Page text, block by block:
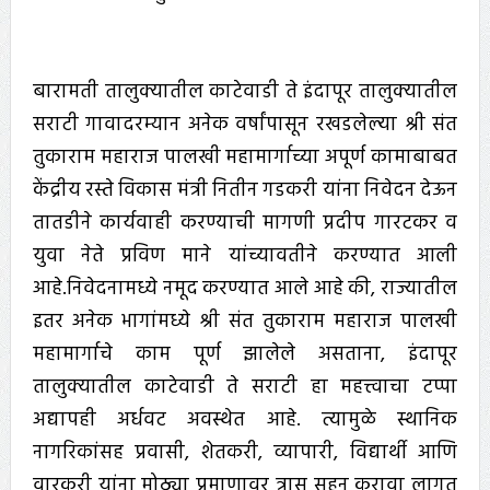
बारामती तालुक्यातील काटेवाडी ते इंदापूर तालुक्यातील
सराटी गावादरम्यान अनेक वर्षांपासून रखडलेल्या श्री संत
तुकाराम महाराज पालखी महामार्गाच्या अपूर्ण कामाबाबत
केंद्रीय रस्ते विकास मंत्री नितीन गडकरी यांना निवेदन देऊन
तातडीने कार्यवाही करण्याची मागणी प्रदीप गारटकर व
युवा नेते प्रविण माने यांच्यावतीने करण्यात आली
आहे.निवेदनामध्ये नमूद करण्यात आले आहे की, राज्यातील
इतर अनेक भागांमध्ये श्री संत तुकाराम महाराज पालखी
महामार्गाचे काम पूर्ण झालेले असताना, इंदापूर
तालुक्यातील काटेवाडी ते सराटी हा महत्त्वाचा टप्पा
अद्यापही अर्धवट अवस्थेत आहे. त्यामुळे स्थानिक
नागरिकांसह प्रवासी, शेतकरी, व्यापारी, विद्यार्थी आणि